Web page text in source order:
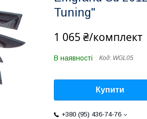
Tuning"
1 065 ₴/комплект
В наявності Код: WGL05
Купити
+380 (95) 436-74-76